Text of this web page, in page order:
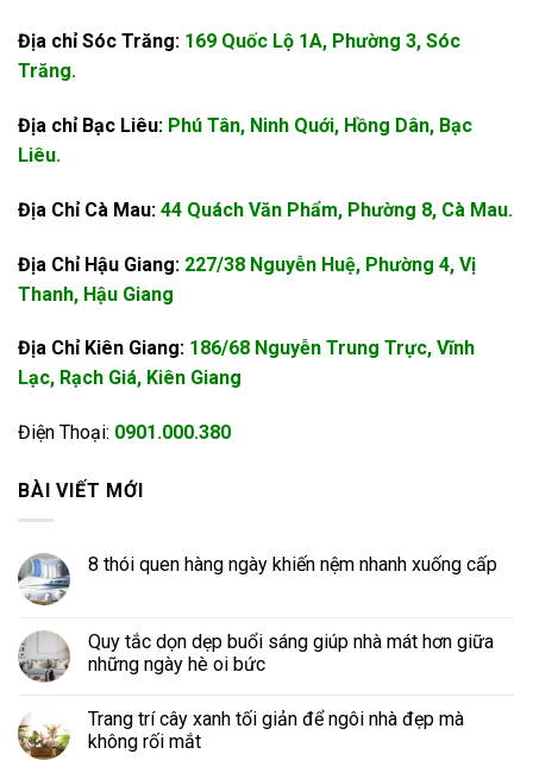
Địa chỉ Sóc Trăng: 169 Quốc Lộ 1A, Phường 3, Sóc
Trăng.
Địa chỉ Bạc Liêu: Phú Tân, Ninh Quới, Hồng Dân, Bạc
Liêu.
Địa Chỉ Cà Mau: 44 Quách Văn Phẩm, Phường 8, Cà Mau.
Địa Chỉ Hậu Giang: 227/38 Nguyễn Huệ, Phường 4, Vị
Thanh, Hậu Giang
Địa Chỉ Kiên Giang: 186/68 Nguyễn Trung Trực, Vĩnh
Lạc, Rạch Giá, Kiên Giang
Điện Thoại: 0901.000.380
BÀI VIẾT MỚI
8 thói quen hàng ngày khiến nệm nhanh xuống cấp
Quy tắc dọn dẹp buổi sáng giúp nhà mát hơn giữa
những ngày hè oi bức
Trang trí cây xanh tối giản để ngôi nhà đẹp mà
không rối mắt